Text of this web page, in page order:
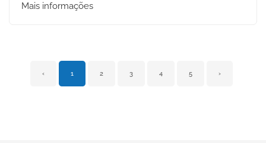
Mais informações
‹ 1 2 3 4 5 ›